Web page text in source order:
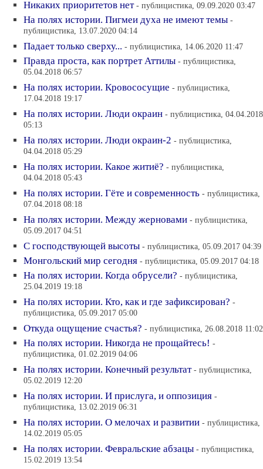
Никаких приоритетов нет - публицистика, 09.09.2020 03:47
На полях истории. Пигмеи духа не имеют темы -
публицистика, 13.07.2020 04:14
Падает только сверху... - публицистика, 14.06.2020 11:47
Правда проста, как портрет Аттилы - публицистика,
05.04.2018 06:57
На полях истории. Кровососущие - публицистика,
17.04.2018 19:17
На полях истории. Люди окраин - публицистика, 04.04.2018
05:13
На полях истории. Люди окраин-2 - публицистика,
04.04.2018 05:29
На полях истории. Какое житиё? - публицистика,
04.04.2018 05:43
На полях истории. Гёте и современность - публицистика,
07.04.2018 08:18
На полях истории. Между жерновами - публицистика,
05.09.2017 04:51
С господствующей высоты - публицистика, 05.09.2017 04:39
Монгольский мир сегодня - публицистика, 05.09.2017 04:18
На полях истории. Когда обрусели? - публицистика,
25.04.2019 19:18
На полях истории. Кто, как и где зафиксирован? -
публицистика, 05.09.2017 05:00
Откуда ощущение счастья? - публицистика, 26.08.2018 11:02
На полях истории. Никогда не прощайтесь! -
публицистика, 01.02.2019 04:06
На полях истории. Конечный результат - публицистика,
05.02.2019 12:20
На полях истории. И прислуга, и оппозиция -
публицистика, 13.02.2019 06:31
На полях истории. О мелочах и развитии - публицистика,
14.02.2019 05:05
На полях истории. Февральские абзацы - публицистика,
15.02.2019 13:54